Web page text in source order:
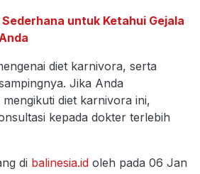
untuk Ketahui Gejala
diet karnivora, serta
Jika Anda
diet karnivora ini,
kepada dokter terlebih
di balinesia.id oleh pada 06 Jan